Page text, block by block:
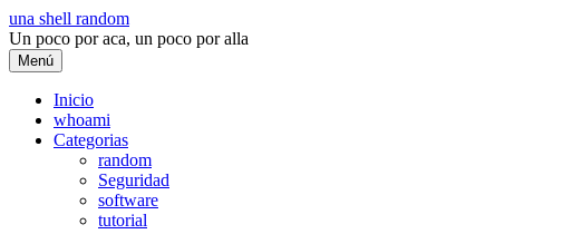
Saltar
al
contenido
una shell random
Un poco por aca, un poco por alla
Menú
Inicio
whoami
Categorias
random
Seguridad
software
tutorial